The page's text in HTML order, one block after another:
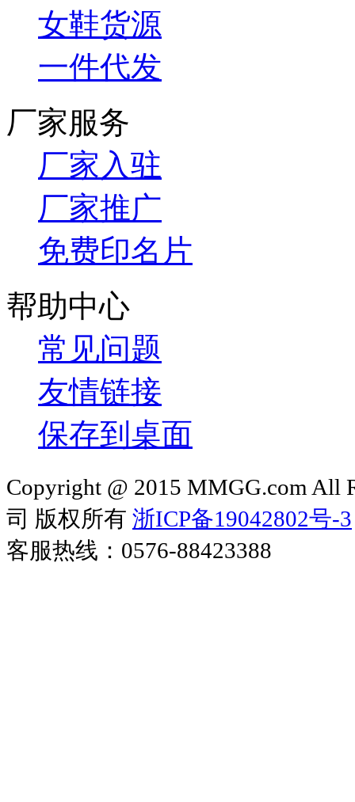
女鞋货源
一件代发
厂家服务
厂家入驻
厂家推广
免费印名片
帮助中心
常见问题
友情链接
保存到桌面
Copyright @ 2015 MMGG.com All
司 版权所有 浙ICP备19042802号-3
客服热线：0576-88423388